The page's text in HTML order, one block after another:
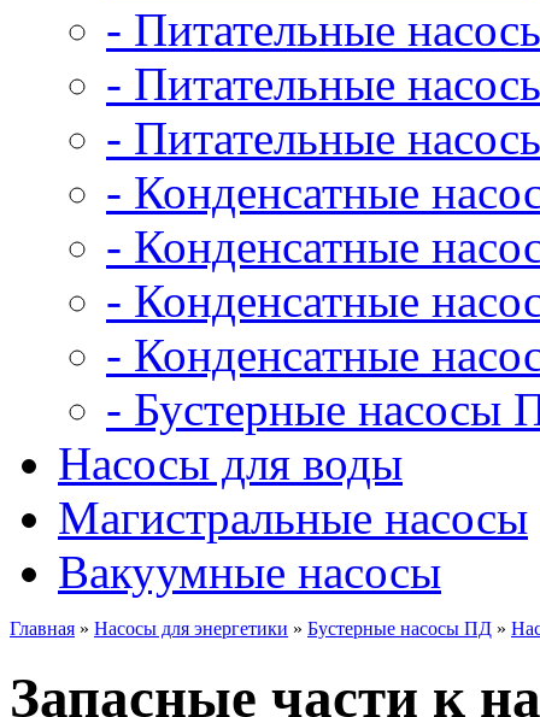
- Питательные
- Питательные
- Питательные
- Конденсатные
- Конденсатные
- Конденсатные
- Конденсатные
- Бустерные насосы
Насосы для воды
Магистральные насосы
Вакуумные насосы
Главная » Насосы для энергетики » Бустерные насосы ПД »
Запасные части к